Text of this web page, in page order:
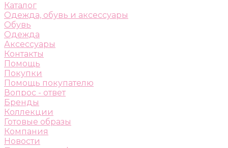
Каталог
Одежда, обувь и аксессуары
Обувь
Одежда
Аксессуары
Контакты
Помощь
Покупки
Помощь покупателю
Вопрос - ответ
Бренды
Коллекции
Готовые образы
Компания
Новости